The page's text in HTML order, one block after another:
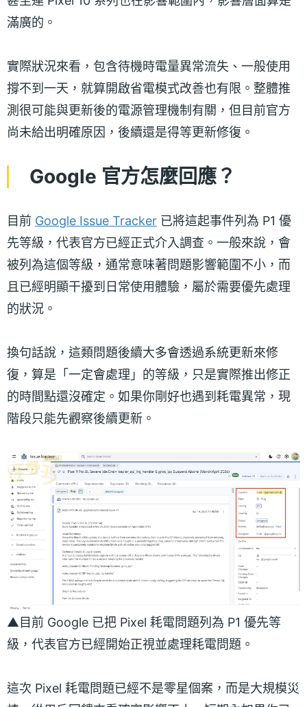
滿廣的。
實際狀況來看，包含待機時電量異常流失、一般使用
撐不到一天，就算開啟省電模式改善也有限。整體推
測很可能與更新後的電源管理機制有關，但目前官方
尚未給出明確原因，後續還是得等更新修復。
Google 官方怎麼回應？
目前 Google Issue Tracker 已將這起事件列為 P1 優
先等級，代表官方已經正式介入調查。一般來說，會
被列為這個等級，通常意味著問題影響範圍不小，而
且已經明顯干擾到日常使用體驗，屬於需要優先處理
的狀況。
換句話說，這類問題後續大多會透過系統更新來修
復，算是「一定會處理」的等級，只是實際推出修正
的時間點還沒確定。如果你剛好也遇到耗電異常，現
階段只能先觀察後續更新。
▲目前 Google 已把 Pixel 耗電問題列為 P1 優先等
級，代表官方已經開始正視並處理耗電問題。
這次 Pixel 耗電問題已經不是零星個案，而是大規模災